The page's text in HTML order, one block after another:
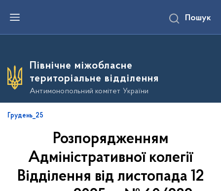
е
о
о
в
Пошук
Північне міжобласне
територіальне відділення
Антимонопольний комітет України
Грудень_25
Розпорядженням
Адміністративної колегії
Відділення від листопада 12